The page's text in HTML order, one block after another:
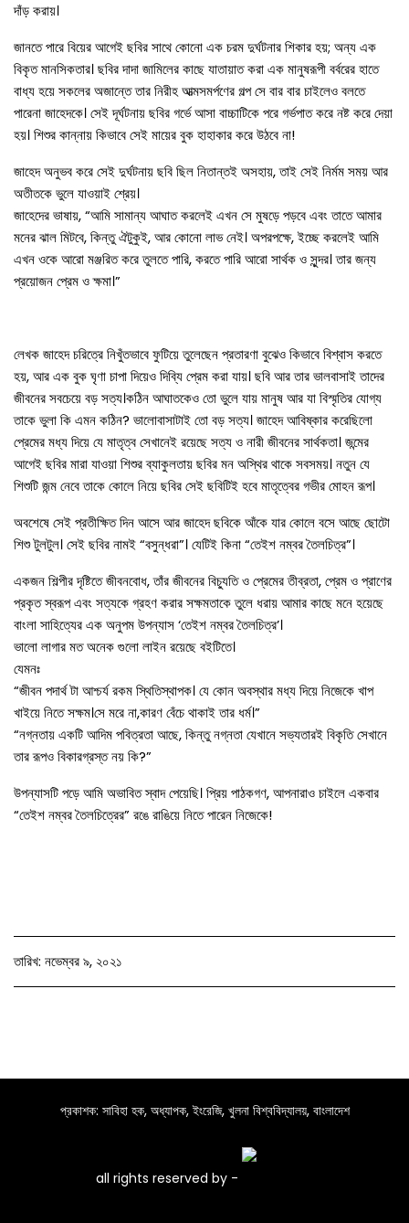
দাঁড় করায়।
জানতে পারে বিয়ের আগেই ছবির সাথে কোনো এক চরম দুর্ঘটনার শিকার হয়; অন্য এক
বিকৃত মানসিকতার। ছবির দাদা জামিলের কাছে যাতায়াত করা এক মানুষরূপী বর্বরের হাতে
বাধ্য হয়ে সকলের অজান্তে তার নিরীহ আত্মসমর্পণের গল্প সে বার বার চাইলেও বলতে
পারেনা জাহেদকে। সেই দূর্ঘটনায় ছবির গর্ভে আসা বাচ্চাটিকে পরে গর্ভপাত করে নষ্ট করে দেয়া
হয়। শিশুর কান্নায় কিভাবে সেই মায়ের বুক হাহাকার করে উঠবে না!
জাহেদ অনুভব করে সেই দুর্ঘটনায় ছবি ছিল নিতান্তই অসহায়, তাই সেই নির্মম সময় আর
অতীতকে ভুলে যাওয়াই শ্রেয়।
জাহেদের ভাষায়, “আমি সামান্য আঘাত করলেই এখন সে মুষড়ে পড়বে এবং তাতে আমার
মনের ঝাল মিটবে, কিন্তু ঐটুকুই, আর কোনো লাভ নেই। অপরপক্ষে, ইচ্ছে করলেই আমি
এখন ওকে আরো মঞ্জরিত করে তুলতে পারি, করতে পারি আরো সার্থক ও সুন্দর। তার জন্য
প্রয়োজন প্রেম ও ক্ষমা।”
লেখক জাহেদ চরিত্রে নিখুঁতভাবে ফুটিয়ে তুলেছেন প্রতারণা বুঝেও কিভাবে বিশ্বাস করতে
হয়, আর এক বুক ঘৃণা চাপা দিয়েও দিব্যি প্রেম করা যায়। ছবি আর তার ভালবাসাই তাদের
জীবনের সবচেয়ে বড় সত্য।কঠিন আঘাতকেও তো ভুলে যায় মানুষ আর যা বিস্মৃতির যোগ্য
তাকে ভুলা কি এমন কঠিন? ভালোবাসাটাই তো বড় সত্য। জাহেদ আবিষ্কার করেছিলো
প্রেমের মধ্য দিয়ে যে মাতৃত্ব সেখানেই রয়েছে সত্য ও নারী জীবনের সার্থকতা। জন্মের
আগেই ছবির মারা যাওয়া শিশুর ব্যাকুলতায় ছবির মন অস্থির থাকে সবসময়। নতুন যে
শিশুটি জন্ম নেবে তাকে কোলে নিয়ে ছবির সেই ছবিটিই হবে মাতৃত্বের গভীর মোহন রূপ।
অবশেষে সেই প্রতীক্ষিত দিন আসে আর জাহেদ ছবিকে আঁকে যার কোলে বসে আছে ছোটো
শিশু টুলটুল। সেই ছবির নামই “বসুন্ধরা”। যেটিই কিনা “তেইশ নম্বর তৈলচিত্র”।
একজন শিল্পীর দৃষ্টিতে জীবনবোধ, তাঁর জীবনের বিচ্যুতি ও প্রেমের তীব্রতা, প্রেম ও প্রাণের
প্রকৃত স্বরূপ এবং সত্যকে গ্রহণ করার সক্ষমতাকে তুলে ধরায় আমার কাছে মনে হয়েছে
বাংলা সাহিত্যের এক অনুপম উপন্যাস ‘তেইশ নম্বর তৈলচিত্র’।
ভালো লাগার মত অনেক গুলো লাইন রয়েছে বইটিতে।
যেমনঃ
“জীবন পদার্থ টা আশ্চর্য রকম স্থিতিস্থাপক। যে কোন অবস্থার মধ্য দিয়ে নিজেকে খাপ
খাইয়ে নিতে সক্ষম।সে মরে না,কারণ বেঁচে থাকাই তার ধর্ম।”
“নগ্নতায় একটি আদিম পবিত্রতা আছে, কিন্তু নগ্নতা যেখানে সভ্যতারই বিকৃতি সেখানে
তার রূপও বিকারগ্রস্ত নয় কি?”
উপন্যাসটি পড়ে আমি অভাবিত স্বাদ পেয়েছি। প্রিয় পাঠকগণ, আপনারাও চাইলে একবার
“তেইশ নম্বর তৈলচিত্রের” রঙে রাঙিয়ে নিতে পারেন নিজেকে!
তারিখ: নভেম্বর ৯, ২০২১
প্রকাশক: সাবিহা হক, অধ্যাপক, ইংরেজি, খুলনা বিশ্ববিদ্যালয়, বাংলাদেশ
all rights reserved by -